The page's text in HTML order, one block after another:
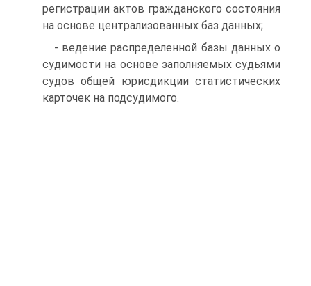
регистрации актов гражданского состояния
на основе централизованных баз данных;
- ведение распределенной базы данных о
судимости на основе заполняемых судьями
судов общей юрисдикции статистических
карточек на подсудимого.